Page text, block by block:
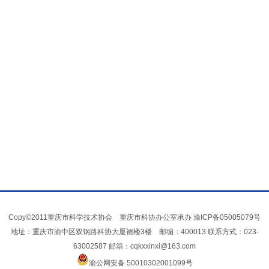
Copy©2011重庆市科学技术协会 重庆市科协办公室承办 渝ICP备05005079号
地址：重庆市渝中区双钢路科协大厦裙楼3楼 邮编：400013 联系方式：023-
63002587 邮箱：cqkxxinxi@163.com
渝公网安备 50010302001099号